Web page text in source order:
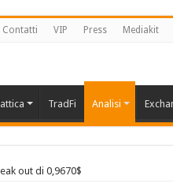
Contatti VIP Press Mediakit
TradFi Analisi
out di 0,9670$